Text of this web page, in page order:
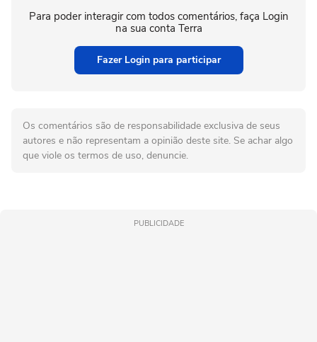
Para poder interagir com todos comentários, faça Login
na sua conta Terra
Fazer Login para participar
Os comentários são de responsabilidade exclusiva de seus
autores e não representam a opinião deste site. Se achar algo
que viole os termos de uso, denuncie.
PUBLICIDADE